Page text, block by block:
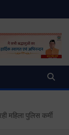
महिला पुलिस कर्मी